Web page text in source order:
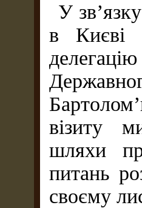
У
в Києві
візиту
шляхи
питань
своєму